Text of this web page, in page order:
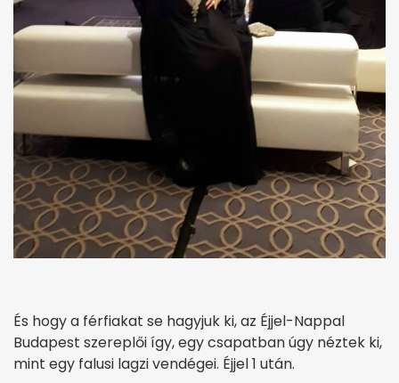
És hogy a férfiakat se hagyjuk ki, az Éjjel-Nappal
Budapest szereplői így, egy csapatban úgy néztek ki,
mint egy falusi lagzi vendégei. Éjjel 1 után.